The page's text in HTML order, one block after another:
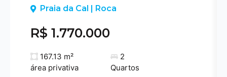
PreviousPraia da Cal | Roca
R$ 1.770.000
167.13 m²
área privativa
2
Quartos